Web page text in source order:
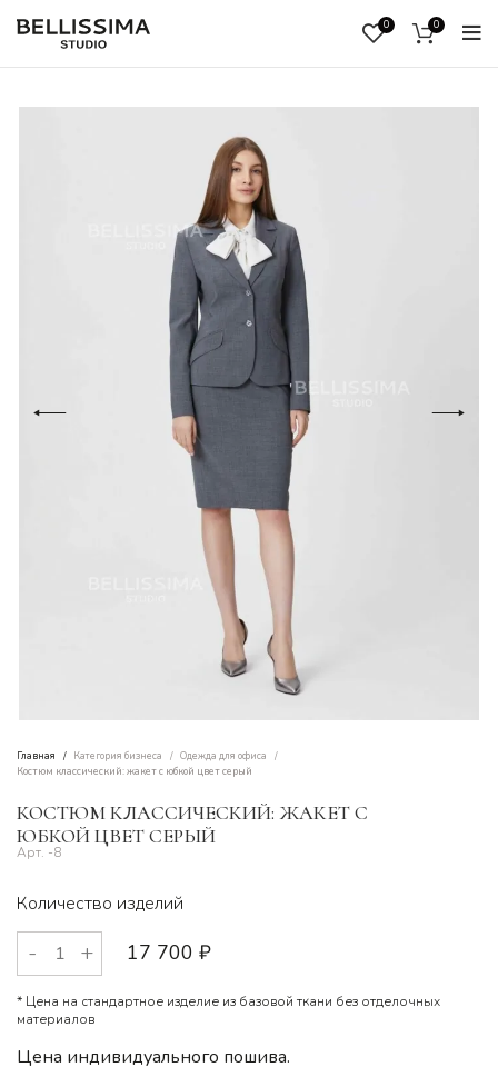
0 0
Главная Категория бизнеса
Одежда для офиса
Костюм классический: жакет с юбкой цвет серый
КОСТЮМ КЛАССИЧЕСКИЙ: ЖАКЕТ С
ЮБКОЙ ЦВЕТ СЕРЫЙ
-8
Количество изделий
17 700 ₽
* Цена на стандартное изделие из базовой ткани без отделочных
материалов
Цена индивидуального пошива.